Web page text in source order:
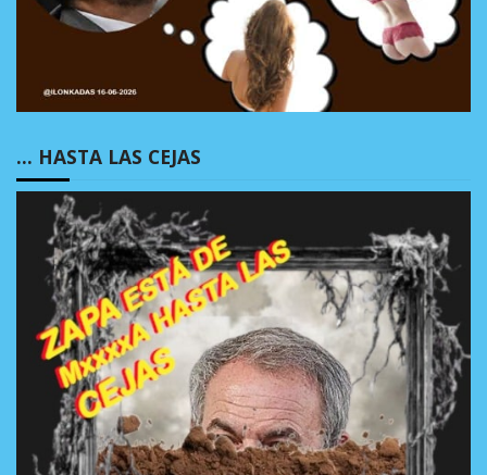
… HASTA LAS CEJAS